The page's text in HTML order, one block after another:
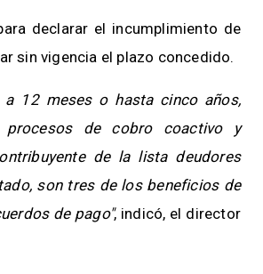
declarar el incumplimiento de
sin vigencia el plazo concedido.
a 12 meses o hasta cinco años,
procesos de cobro coactivo y
de la lista deudores
son tres de los beneficios de
de pago", indicó, el director